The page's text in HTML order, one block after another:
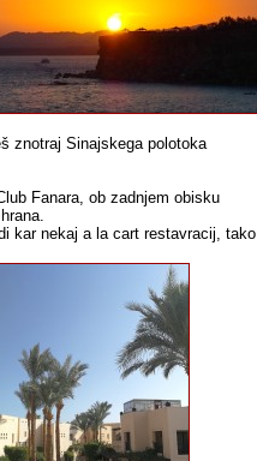
znotraj Sinajskega polotoka
Fanara, ob zadnjem obisku
kar nekaj a la cart restavracij, tako